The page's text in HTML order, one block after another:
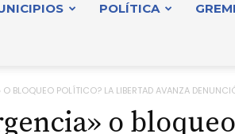
POLÍTICA
BLOQUEO POLÍTICO? LA LIBERTAD AVANZA
o bloqueo